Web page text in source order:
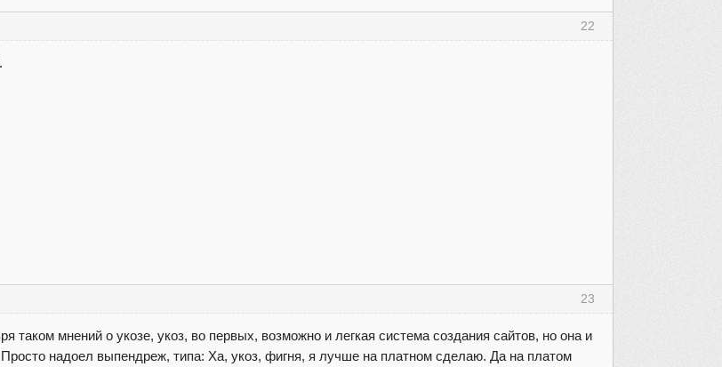
22
23
таком мнений о укозе, укоз, во первых, возможно и легкая система создания сайтов, но она и
надоел выпендреж, типа: Ха, укоз, фигня, я лучше на платном сделаю. Да на платом